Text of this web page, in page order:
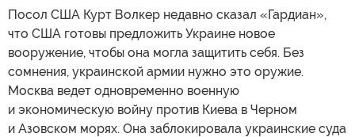
Посол США Курт Волкер недавно сказал «Гардиан»,
что США готовы предложить Украине новое
вооружение, чтобы она могла защитить себя. Без
сомнения, украинской армии нужно это оружие.
Москва ведет одновременно военную
и экономическую войну против Киева в Черном
и Азовском морях. Она заблокировала украинские суда